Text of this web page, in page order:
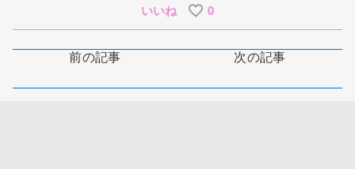
いいね 0
前の記事 次の記事